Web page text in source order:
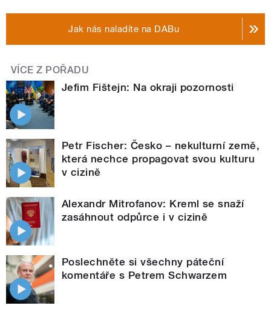
Jak nás naladíte na DABu
VÍCE Z POŘADU
Jefim Fištejn: Na okraji pozornosti
Petr Fischer: Česko – nekulturní země,
která nechce propagovat svou kulturu
v cizině
Alexandr Mitrofanov: Kreml se snaží
zasáhnout odpůrce i v cizině
Poslechněte si všechny páteční
komentáře s Petrem Schwarzem